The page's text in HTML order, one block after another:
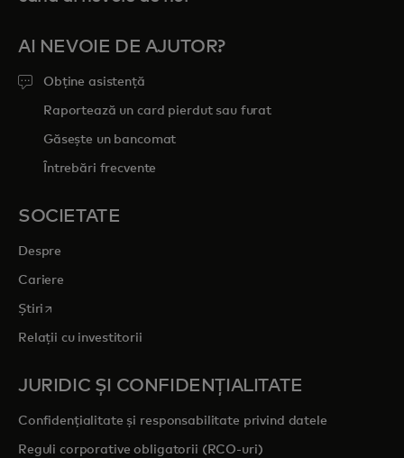
AI NEVOIE DE AJUTOR?
Obține asistență
Raportează un card pierdut sau furat
Găsește un bancomat
Întrebări frecvente
SOCIETATE
Despre
Cariere
Știri opens in a new tab
Relații cu investitorii
JURIDIC ȘI CONFIDENȚIALITATE
Confidențialitate și responsabilitate privind datele
Reguli corporative obligatorii (RCO-uri)